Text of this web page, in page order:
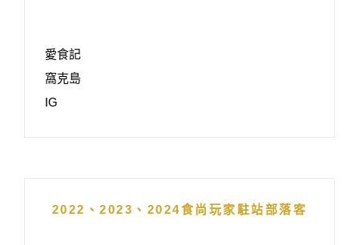
愛食記
窩克島
IG
2022、2023、2024食尚玩家駐站部落客